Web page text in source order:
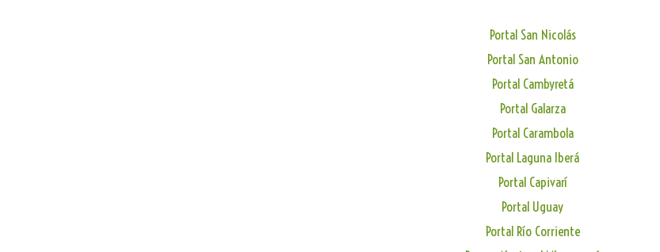
Portal San Nicolás
Portal San Antonio
Portal Cambyretá
Portal Galarza
Portal Carambola
Portal Laguna Iberá
Portal Capivarí
Portal Uguay
Portal Río Corriente